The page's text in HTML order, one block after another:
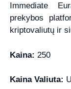
Immediate
prekybos
kriptovaliutų ir
Kaina: 250
Kaina Valiuta: